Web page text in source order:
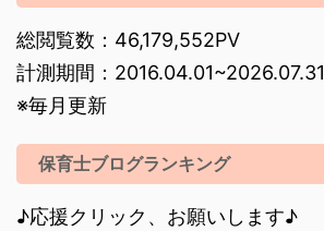
総閲覧数：46,179,552PV
計測期間：2016.04.01~2026.07.31
※毎月更新
保育士ブログランキング
♪応援クリック、お願いします♪